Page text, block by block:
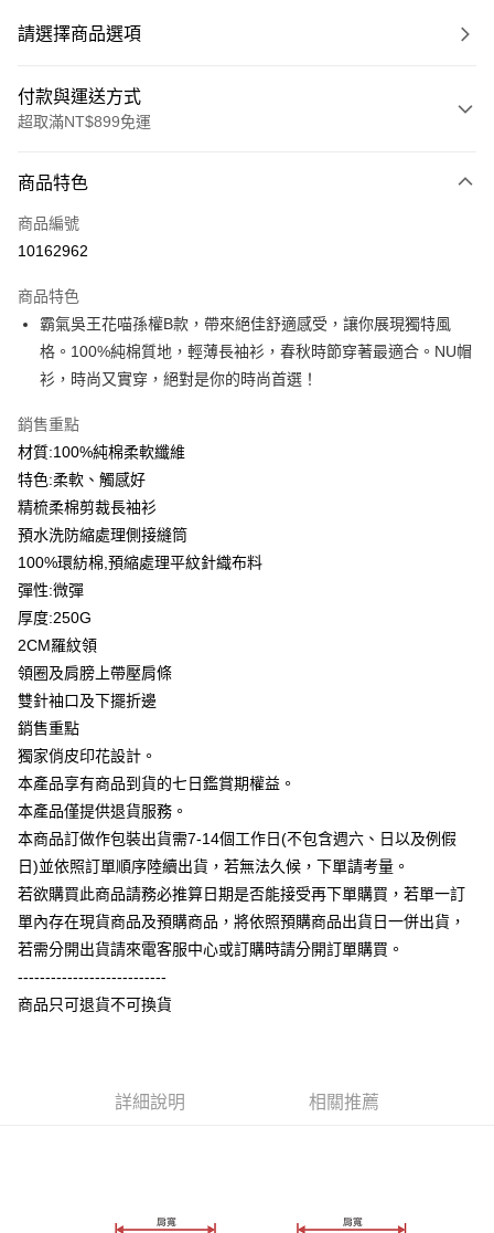
請選擇商品選項
付款與運送方式
超取滿NT$899免運
信用卡一次付款
信用卡分期付款
合作金庫商業銀行
華南商業銀行
彰化商業銀行
上海商業儲蓄銀行
台北富邦商業銀行
國泰世華商業銀行
兆豐國際商業銀行
匯豐（台灣）商業銀行
聯邦商業銀行
元大商業銀行
台新國際商業銀行
台灣樂天信用卡公司
6 期 0 利率 每期
華南商業銀行
彰化商業銀行
上海商業儲蓄銀行
台北富邦商業銀行
臺灣中小企業銀行
匯豐（台灣）商業銀行
聯邦商業銀行
元大商業銀行
玉山商業銀行
台灣樂天信用卡公司
12 期 0 利率 每期 NT$45 21家銀行
合作金庫商業銀行
第一商業銀行
上海商業儲蓄銀行
國泰世華商業銀行
臺灣中小企業銀行
匯豐（台灣）商業銀行
聯邦商業銀行
元大商業銀行
玉山商業銀行
台新國際商業銀行
超商取貨付款
LINE Pay
Apple Pay
街口支付
悠遊付
Google Pay
全盈+PAY
大哥付你分期
相關說明
1.本服務由台灣大哥大提供，台灣大哥大用戶可立即使用無須另外申請。
2.付款方式選擇「大哥付你分期」，訂單成立後會自動跳轉到大哥付的交易
流程，驗證手機門號後，選擇欲分期的期數、繳款截止日，確認付款後即完
成交易。
3.實際核准額度、可分期數及費用金額請依後續交易確認頁面所載為準。
4.訂單成立30分鐘內，如未前往確認交易或遇審核未通過，訂單將自動取
消。如遇「轉專審核」未通過狀況，表示未達大哥付你分期系統評分，恕無
法說明評估內容。
【繳款方式說明】
1.分期款項不併入電信帳單，「大哥付你分期」於每月結算日後寄送繳費提
2.透過簡訊連結打開帳單後，可選擇「超商條碼／台灣大直營門市／銀行轉
帳／街口支付／iPASS MONEY」等通路繳費。
【注意事項】
2.基於同意付款使用「大哥付你分期」之契約關係目的，商店將以您的個人
資料（包含姓名、電話或地址）提供予台灣大哥大進項蒐集、處理及利用，
AFTEE先享後付
相關說明
【關於「AFTEE先享後付」】
AFTEE先享後付是「在收到商品之後才付款」的支付方式。 讓您購物簡單
１．簡單：不需註冊會員、不需綁卡、不需儲值。
２．便利：只要手機號碼，簡訊認證，即可結帳。
３．安心：先確認商品／服務後，再付款。
【「AFTEE先享後付」結帳流程】
１．於結帳方式選擇「AFTEE先享後付」後，將跳轉至「AFTEE先享後付」
２．訂單成立數日內，您將收到繳費通知簡訊。
３．收到繳費通知簡訊後14天內，點擊此簡訊中的連結，可透過四大超商／
※ 交易是否成功請以「AFTEE先享後付 」之結帳頁面顯示為準，若有關於
易，需依本服務之必要範圍內提供個人資料，並將交易相關給付款項請求債
ATM付款
運送方式
全家付款取貨
每筆NT$65，滿NT$899(含以上)免運費
付款後全家取貨
付款後7-11取貨
商品特色
商品編號
10162962
商品特色
霸氣吳王花喵孫權B款，帶來絕佳舒適感受，讓你展現獨特風
格。100%純棉質地，輕薄長袖衫，春秋時節穿著最適合。NU帽
衫，時尚又實穿，絕對是你的時尚首選！
銷售重點
材質:100%純棉柔軟纖維
特色:柔軟、觸感好
精梳柔棉剪裁長袖衫
預水洗防縮處理側接縫筒
100%環紡棉,預縮處理平紋針織布料
彈性:微彈
厚度:250G
2CM羅紋領
領圈及肩膀上帶壓肩條
雙針袖口及下擺折邊
銷售重點
獨家俏皮印花設計。
本產品享有商品到貨的七日鑑賞期權益。
本產品僅提供退貨服務。
本商品訂做作包裝出貨需7-14個工作日(不包含週六、日以及例假
日)並依照訂單順序陸續出貨，若無法久候，下單請考量。
若欲購買此商品請務必推算日期是否能接受再下單購買，若單一訂
單內存在現貨商品及預購商品，將依照預購商品出貨日一併出貨，
若需分開出貨請來電客服中心或訂購時請分開訂單購買。
---------------------------
商品只可退貨不可換貨
詳細說明 相關推薦